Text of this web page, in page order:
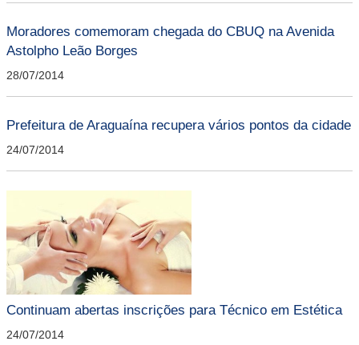
Moradores comemoram chegada do CBUQ na Avenida
Astolpho Leão Borges
28/07/2014
Prefeitura de Araguaína recupera vários pontos da cidade
24/07/2014
Continuam abertas inscrições para Técnico em Estética
24/07/2014